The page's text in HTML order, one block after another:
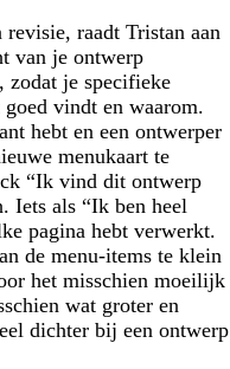
raadt Tristan aan
van je ontwerp
zodat je specifieke
vindt en waarom.
hebt en een ontwerper
menukaart te
“Ik vind dit ontwerp
Iets als “Ik ben heel
pagina hebt verwerkt.
de menu-items te klein
het misschien moeilijk
wat groter en
dichter bij een ontwerp